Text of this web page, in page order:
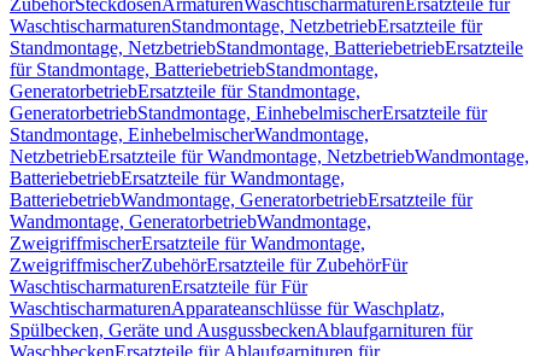
ZubehörSteckdosenArmaturenWaschtischarmaturen Ersatzteile für
WaschtischarmaturenStandmontage, NetzbetriebErsatzteile für
Standmontage, NetzbetriebStandmontage, BatteriebetriebErsatzteile
für Standmontage, BatteriebetriebStandmontage,
GeneratorbetriebErsatzteile für Standmontage,
GeneratorbetriebStandmontage, EinhebelmischerErsatzteile für
Standmontage, EinhebelmischerWandmontage,
NetzbetriebErsatzteile für Wandmontage, NetzbetriebWandmontage,
BatteriebetriebErsatzteile für Wandmontage,
BatteriebetriebWandmontage, GeneratorbetriebErsatzteile für
Wandmontage, GeneratorbetriebWandmontage,
ZweigriffmischerErsatzteile für Wandmontage,
ZweigriffmischerZubehörErsatzteile für ZubehörFür
WaschtischarmaturenErsatzteile für Für
WaschtischarmaturenApparateanschlüsse für Waschplatz,
Spülbecken, Geräte und AusgussbeckenAblaufgarnituren für
WaschbeckenErsatzteile für Ablaufgarnituren für